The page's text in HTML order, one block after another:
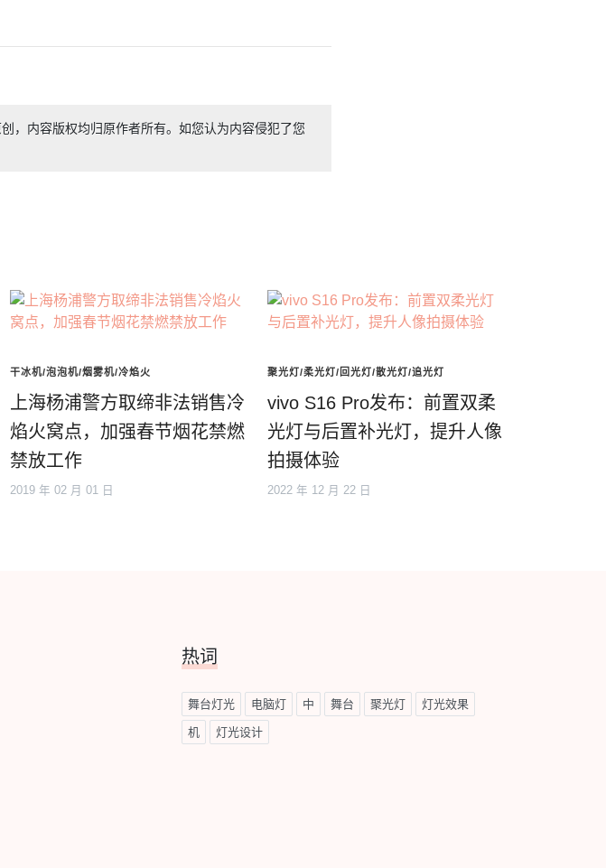
，内容版权均归原作者所有。如您认为内容侵犯了您
干冰机/泡泡机/烟雾机/冷焰火
上海杨浦警方取缔非法销售冷
焰火窝点，加强春节烟花禁燃
禁放工作
2019 年 02 月 01 日
聚光灯/柔光灯/回光灯/散光灯/追光灯
vivo S16 Pro发布：前置双柔
光灯与后置补光灯，提升人像
拍摄体验
2022 年 12 月 22 日
热词
舞台灯光 电脑灯 中 舞台 聚光灯 灯光效果
机 灯光设计